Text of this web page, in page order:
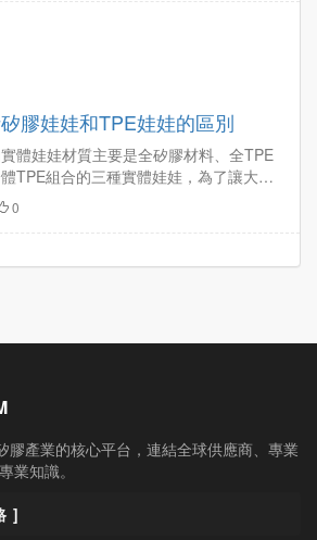
膠娃娃和TPE娃娃的區別
體娃娃材質主要是全矽膠材料、全TPE
TPE組合的三種實體娃娃，為了讓大家
解，下面給大家全方位多角度對比分析
區別。…
0
膠產業的核心平台，連結全球供應商、專業
業知識。
]